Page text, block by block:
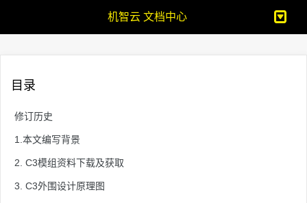
机智云 文档中心
目录
修订历史
1.本文编写背景
2. C3模组资料下载及获取
3. C3外围设计原理图